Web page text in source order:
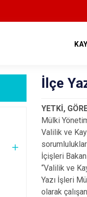
İlçe
YETKİ,
Mülki
Valilik ve
İçişleri
“Valilik ve
Yazı İşleri
olarak